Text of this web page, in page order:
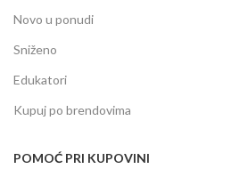
Novo u ponudi
Sniženo
Edukatori
Kupuj po brendovima
POMOĆ PRI KUPOVINI